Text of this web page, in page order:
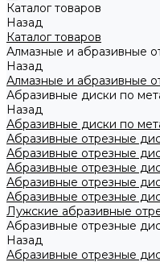
Каталог товаров
Назад
Каталог товаров
Алмазные и абразивные
Назад
Алмазные и абразивные
Абразивные диски по
Назад
Абразивные диски по
Абразивные отрезные
Абразивные отрезные
Абразивные отрезные
Абразивные отрезные
Абразивные отрезные
Лужские абразивные
Абразивные отрезные
Назад
Абразивные отрезные